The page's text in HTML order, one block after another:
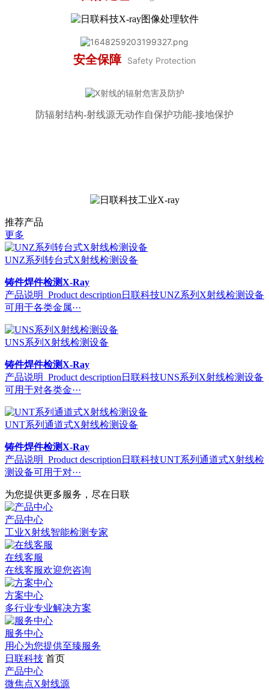
安全保障 Safety Protection
防辐射结构-射线源无动作自保护功能-接地保护
推荐产品
更多
UNZ系列转台式X射线检测设备
铸件焊件检测X-Ray
产品说明 Product description日联科技UNZ系列X射线检测设备
可用于各类金属···
UNS系列X射线检测设备
铸件焊件检测X-Ray
产品说明 Product description日联科技UNS系列X射线检测设备
可用于对各类金···
UNT系列通道式X射线检测设备
铸件焊件检测X-Ray
产品说明 Product description日联科技UNT系列通道式X射线检
测设备可用于对···
为您提供更多服务，尽在日联
产品中心
工业X射线智能检测专家
在线客服
在线客服欢迎您咨询
方案中心
多行业专业解决方案
服务中心
用心为您提供至臻服务
日联科技 首页
产品中心
微焦点X射线源